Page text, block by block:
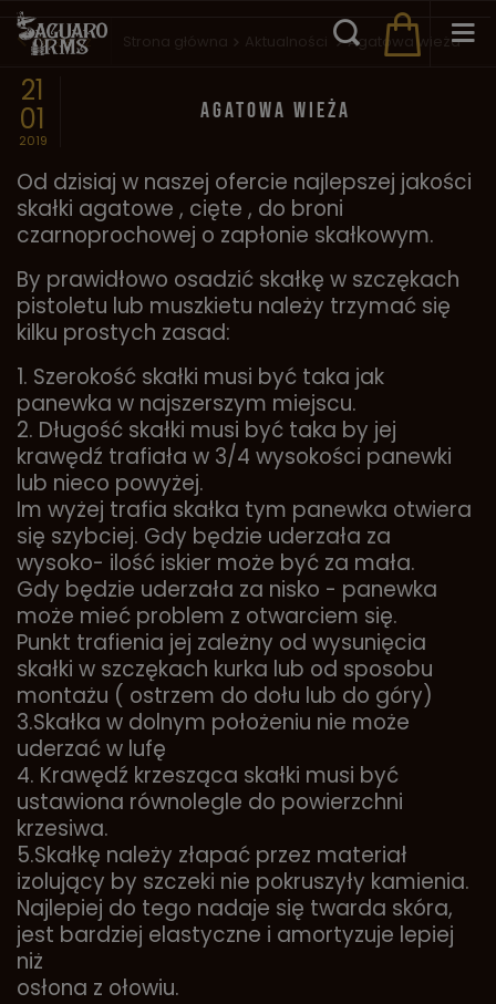
Wstecz Strona główna Aktualności Agatowa wieża
21
01
2019
AGATOWA WIEŻA
Od dzisiaj w naszej ofercie najlepszej jakości
skałki agatowe , cięte , do broni
czarnoprochowej o zapłonie skałkowym.
By prawidłowo osadzić skałkę w szczękach
pistoletu lub muszkietu należy trzymać się
kilku prostych zasad:
1. Szerokość skałki musi być taka jak
panewka w najszerszym miejscu.
2. Długość skałki musi być taka by jej
krawędź trafiała w 3/4 wysokości panewki
lub nieco powyżej.
Im wyżej trafia skałka tym panewka otwiera
się szybciej. Gdy będzie uderzała za
wysoko- ilość iskier może być za mała.
Gdy będzie uderzała za nisko - panewka
może mieć problem z otwarciem się.
Punkt trafienia jej zależny od wysunięcia
skałki w szczękach kurka lub od sposobu
montażu ( ostrzem do dołu lub do góry)
3.Skałka w dolnym położeniu nie może
uderzać w lufę
4. Krawędź krzesząca skałki musi być
ustawiona równolegle do powierzchni
krzesiwa.
5.Skałkę należy złapać przez materiał
izolujący by szczeki nie pokruszyły kamienia.
Najlepiej do tego nadaje się twarda skóra,
jest bardziej elastyczne i amortyzuje lepiej
niż
osłona z ołowiu.